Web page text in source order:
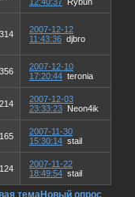
314
2007-12-12
11:43:36 djbro
356
2007-12-10
17:20:44 teronia
214
2007-12-03
23:33:23 Neon4ik
165
2007-11-30
15:30:14 stail
124
2007-11-22
18:49:54 stail
тема Новый опрос